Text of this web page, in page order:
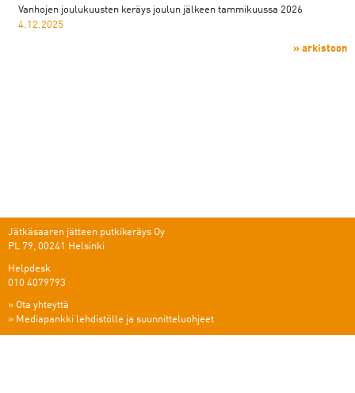
Vanhojen joulukuusten keräys joulun jälkeen tammikuussa 2026
4.12.2025
» arkistoon
Jätkäsaaren jätteen putkikeräys Oy
PL 79, 00241 Helsinki
Helpdesk
010 4079793
» Ota yhteyttä
» Mediapankki lehdistölle ja suunnitteluohjeet